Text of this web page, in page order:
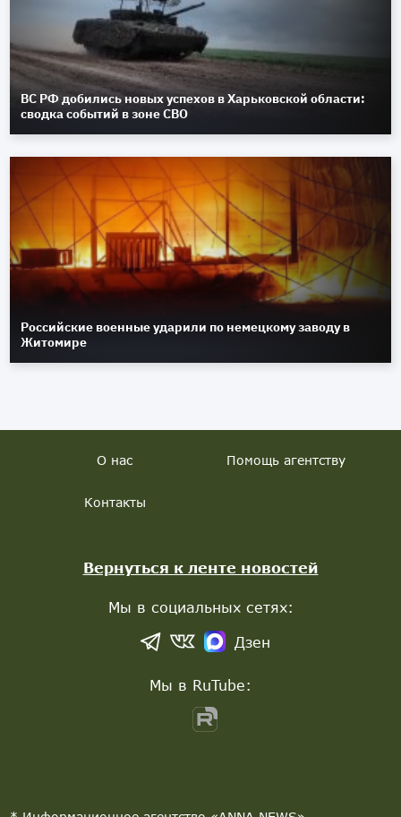
ВС РФ добились новых успехов в Харьковской области:
сводка событий в зоне СВО
Российские военные ударили по немецкому заводу в
Житомире
О нас Помощь агентству
Контакты
Вернуться к ленте новостей
Мы в социальных сетях:
Дзен
Мы в RuTube: